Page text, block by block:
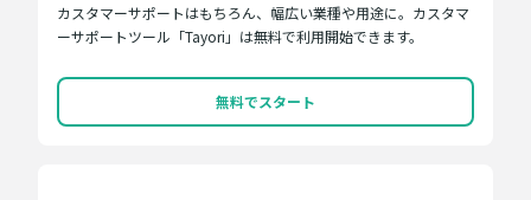
カスタマーサポートはもちろん、幅広い業種や用途に。カスタマ
ーサポートツール「Tayori」は無料で利用開始できます。
無料でスタート